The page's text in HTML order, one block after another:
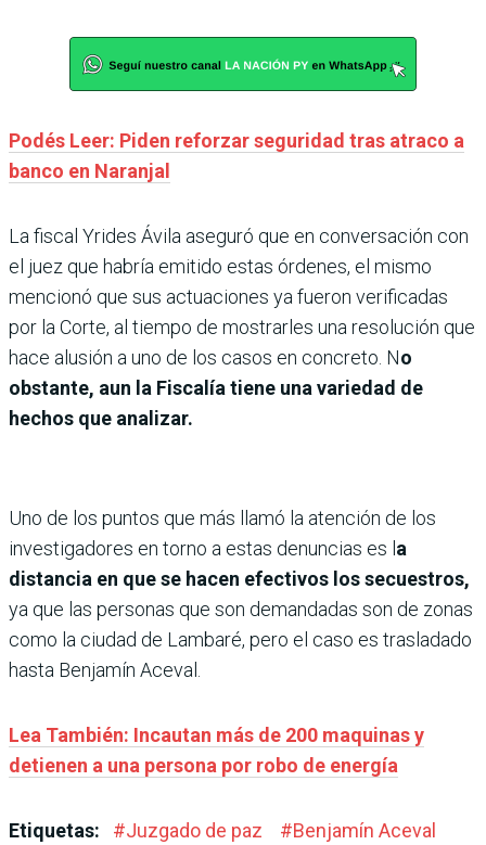
Podés Leer: Piden reforzar seguridad tras atraco a
banco en Naranjal
La fiscal Yrides Ávila aseguró que en conversación con
el juez que habría emitido estas órdenes, el mismo
mencionó que sus actuaciones ya fueron verificadas
por la Corte, al tiempo de mostrarles una resolución que
hace alusión a uno de los casos en concreto. No
obstante, aun la Fiscalía tiene una variedad de
hechos que analizar.
Uno de los puntos que más llamó la atención de los
investigadores en torno a estas denuncias es l a
distancia en que se hacen efectivos los secuestros,
ya que las personas que son demandadas son de zonas
como la ciudad de Lambaré, pero el caso es trasladado
hasta Benjamín Aceval.
Lea También: Incautan más de 200 maquinas y
detienen a una persona por robo de energía
Etiquetas: #Juzgado de paz #Benjamín Aceval